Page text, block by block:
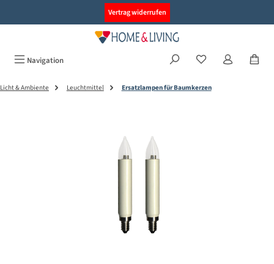
Vertrag widerrufen
Navigation
Licht & Ambiente Leuchtmittel Ersatzlampen für Baumkerzen